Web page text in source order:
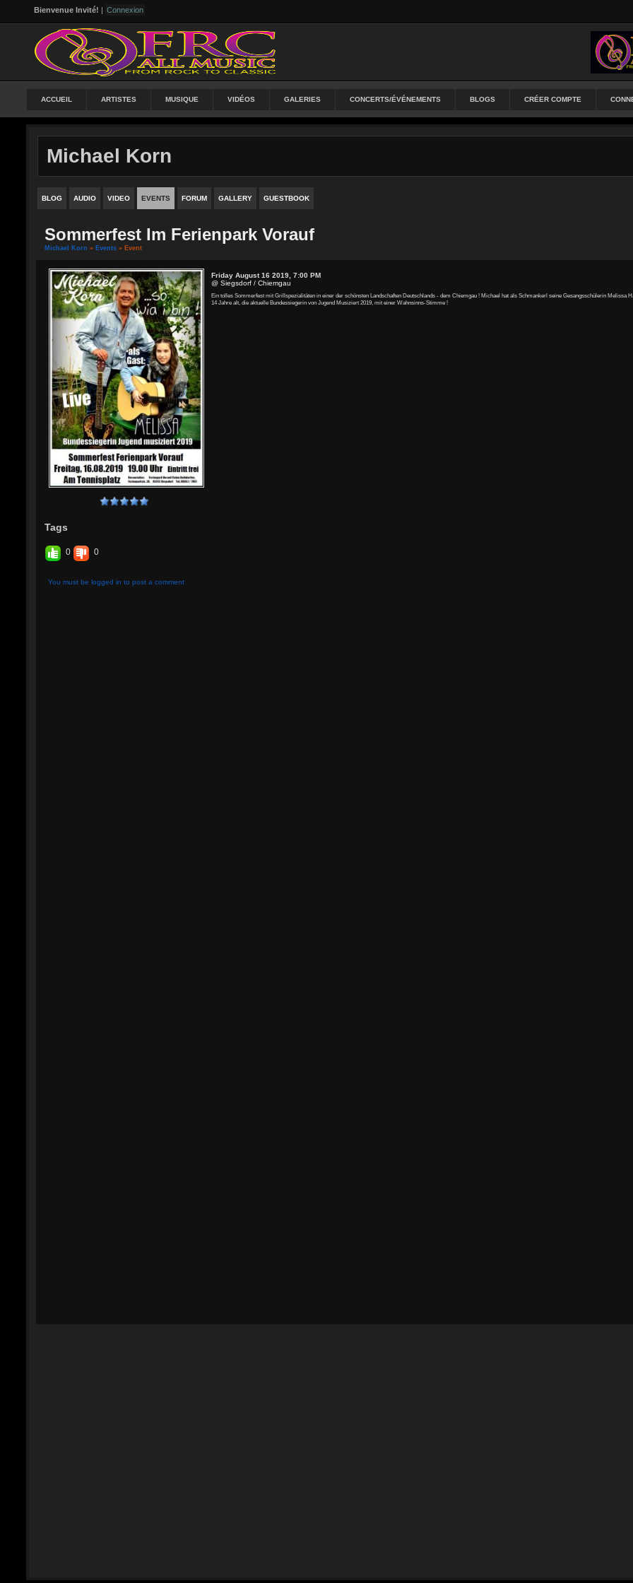
Bienvenue Invité! | Connexion
ACCUEIL ARTISTES MUSIQUE VIDÉOS GALERIES CONCERTS/ÉVÉNEMENTS BLOGS CRÉER COMPTE
Michael Korn
BLOG AUDIO VIDEO EVENTS FORUM GALLERY GUESTBOOK
Sommerfest Im Ferienpark Vorauf
Michael Korn » Events » Event
Friday August 16 2019, 7:00 PM
@ Siegsdorf / Chiemgau
Ein tolles Sommerfest mit Grillspezialitäten in einer der schönsten Landschaften Deutschlands - dem Chiemgau ! Michael hat als Schmankerl seine Gesangsschülerin Melissa
14 Jahre alt, die aktuelle Bundessiegerin von Jugend Musiziert 2019, mit einer Wahnsinns-Stimme !
Tags
0 0
You must be logged in to post a comment